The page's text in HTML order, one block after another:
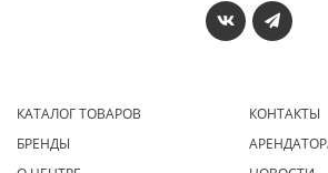
КАТАЛОГ ТОВАРОВ
БРЕНДЫ
КОНТАКТЫ